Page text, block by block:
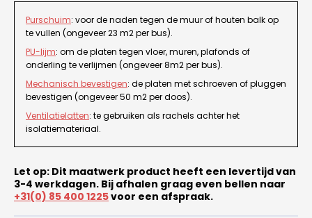
Purschuim: voor de naden tegen de muur of houten balk op
te vullen (ongeveer 23 m2 per bus).
PU-lijm: om de platen tegen vloer, muren, plafonds of
onderling te verlijmen (ongeveer 8m2 per bus).
Mechanisch bevestigen: de platen met schroeven of pluggen
bevestigen (ongeveer 50 m2 per doos).
Ventilatielatten: te gebruiken als rachels achter het
isolatiemateriaal.
Let op: Dit maatwerk product heeft een levertijd van
3-4 werkdagen. Bij afhalen graag even bellen naar
+31(0) 85 400 1225voor een afspraak.